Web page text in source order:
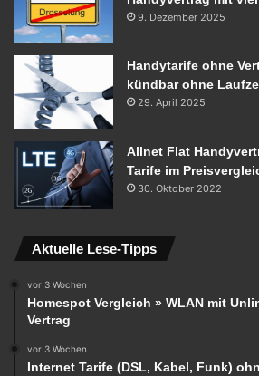
9. Dezember 2025
Handytarife ohne
kündbar ohne
29. April 2025
Allnet Flat
Tarife im
30. Oktober 2022
Aktuelle Lese-Tipps
vor 3 Wochen
Homespot Vergleich » WLAN mit
Vertrag
vor 3 Wochen
Internet Tarife (DSL, Kabel, Funk)